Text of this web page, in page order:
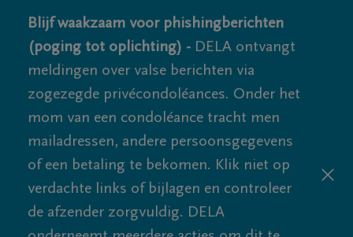
Blijf waakzaam voor phishingberichten
(poging tot oplichting) - DELA ontvangt
meldingen over valse berichten via
zogezegde privécondoléances. Onder het
mom van een condoléance tracht men
mailadressen, andere persoonsgegevens
of een betaling te bekomen. Klik niet op
verdachte links of bijlagen en controleer
de afzender zorgvuldig. DELA